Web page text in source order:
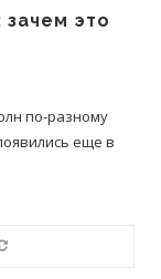
зачем это
по-разному
еще в